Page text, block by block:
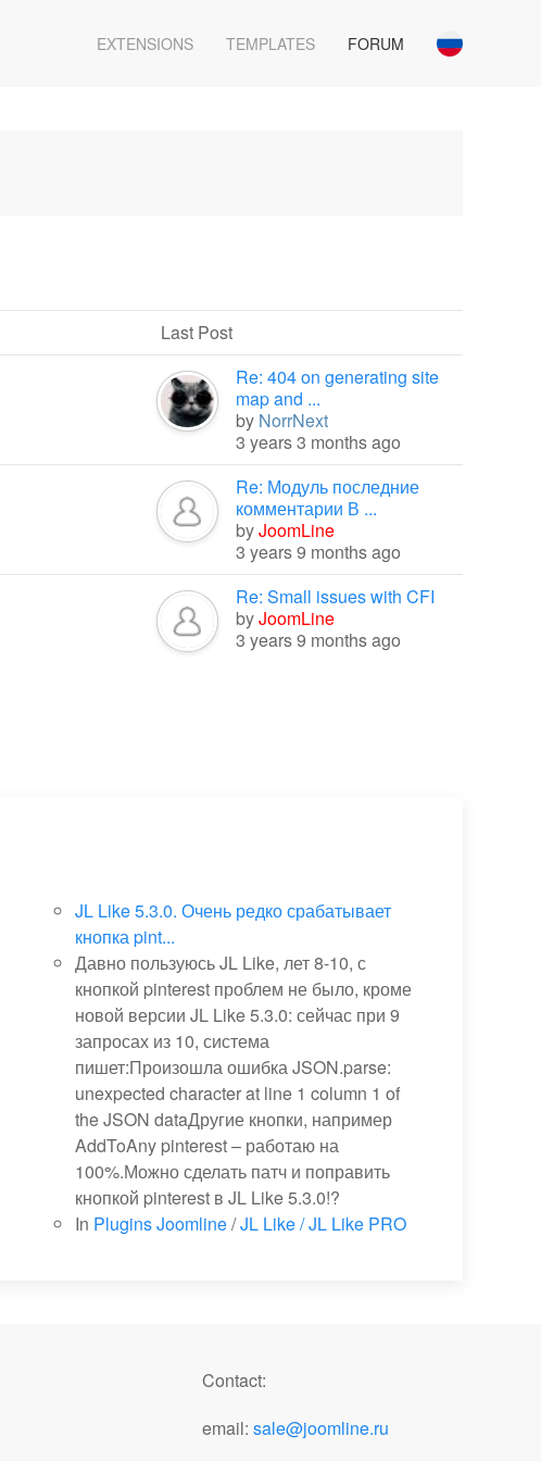
EXTENSIONS TEMPLATES FORUM
Last Post
Re: 404 on generating site
map and ...
by NorrNext
3 years 3 months ago
Re: Модуль последние
комментарии В ...
byJoomLine
3 years 9 months ago
Re: Small issues with CFI
byJoomLine
3 years 9 months ago
JL Like 5.3.0. Очень редко срабатывает
кнопка pint...
Давно пользуюсь JL Like, лет 8-10, с
кнопкой pinterest проблем не было, кроме
новой версии JL Like 5.3.0: сейчас при 9
запросах из 10, система
пишет:Произошла ошибка JSON.parse:
unexpected character at line 1 column 1 of
the JSON dataДругие кнопки, например
AddToAny pinterest – работаю на
100%.Можно сделать патч и поправить
кнопкой pinterest в JL Like 5.3.0!?
In Plugins Joomline/JL Like / JL Like PRO
Contact:
email: sale@joomline.ru